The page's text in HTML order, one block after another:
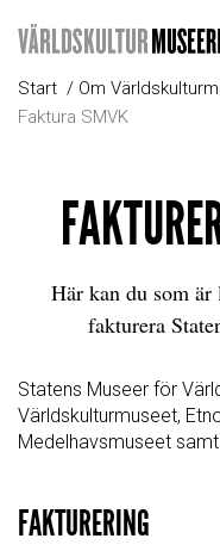
Start Om
Faktura SMVK
Här kan du som
fakturera
Statens Museer för
Världskulturmuseet,
Medelhavsmuseet
FAKTURERING